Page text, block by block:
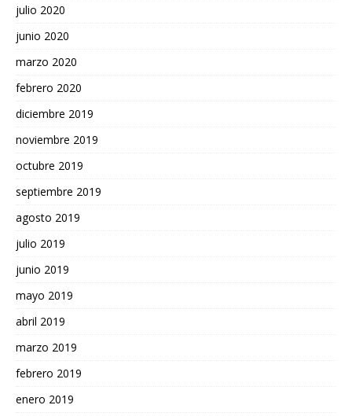
julio 2020
junio 2020
marzo 2020
febrero 2020
diciembre 2019
noviembre 2019
octubre 2019
septiembre 2019
agosto 2019
julio 2019
junio 2019
mayo 2019
abril 2019
marzo 2019
febrero 2019
enero 2019